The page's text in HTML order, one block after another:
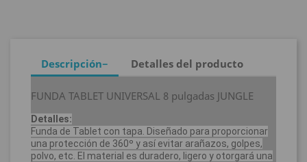
Descripción Detalles del producto
FUNDA TABLET UNIVERSAL 8 pulgadas JUNGLE
Detalles:
Funda de Tablet con tapa. Diseñado para proporcionar
una protección de 360º y así evitar arañazos, golpes,
polvo, etc. El material es duradero, ligero y otorgará una